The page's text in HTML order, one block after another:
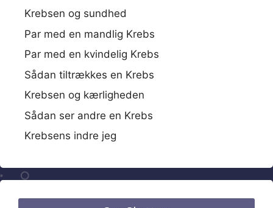
Krebsen og sundhed
Par med en mandlig Krebs
Par med en kvindelig Krebs
Sådan tiltrækkes en Krebs
Krebsen og kærligheden
Sådan ser andre en Krebs
Krebsens indre jeg